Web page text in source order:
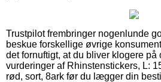
Trustpilot frembringer nogenlunde
beskue forskellige øvrige
det fornuftigt, at du bliver klogere
vurderinger af Rhinstenstickers, L:
rød, sort, 8ark før du lægger din